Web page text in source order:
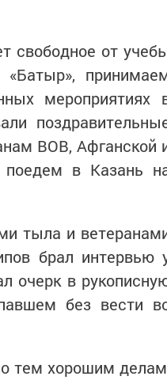
свободное от
мероприятиях
ВОВ, Афганской
в Казань
тыла и
брал интервью
очерк в
без вести
тем хорошим